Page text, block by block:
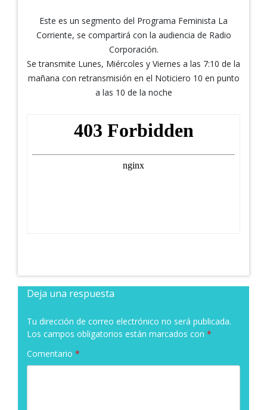
Este es un segmento del Programa Feminista La
Corriente, se compartirá con la audiencia de Radio
Corporación.
Se transmite Lunes, Miércoles y Viernes a las 7:10 de la
mañana con retransmisión en el Noticiero 10 en punto
a las 10 de la noche
Deja una respuesta
Tu dirección de correo electrónico no será publicada.
Los campos obligatorios están marcados con *
Comentario *